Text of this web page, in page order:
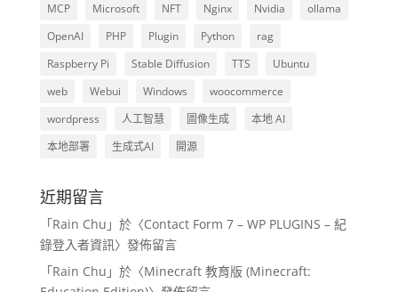
MCP
Microsoft NFT Nginx Nvidia
ollama
OpenAI
PHP Plugin Python
rag
Raspberry Pi
Stable Diffusion TTS
Ubuntu
web
Webui Windows
woocommerce
wordpress
人工智慧 圖像生成
本地 AI
本地部署
生成式AI 開源
近期留言
「Rain Chu 」於〈Contact Form 7 – WP PLUGINS – 紀
錄登入者資訊〉發佈留言
「Rain Chu 」於〈Minecraft 教育版 (Minecraft: